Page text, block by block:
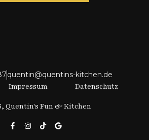
quentin@quentins-kitchen.de
Impressum Datenschutz
Quentin's Fun & Kitchen